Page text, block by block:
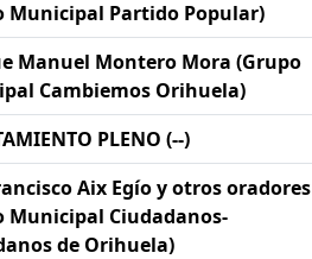
Municipal Partido Popular)
Manuel Montero Mora (Grupo
Cambiemos Orihuela)
PLENO (--)
Aix Egío y otros oradores
Municipal Ciudadanos-
de Orihuela)